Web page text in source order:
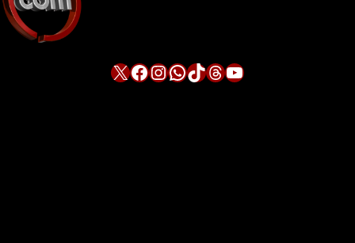
X Facebook InstagramWhatsApp TikTok Threads YouTube